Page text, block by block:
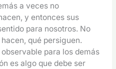
a veces no
y entonces sus
para nosotros. No
qué persiguen.
para los demás
es algo que debe ser